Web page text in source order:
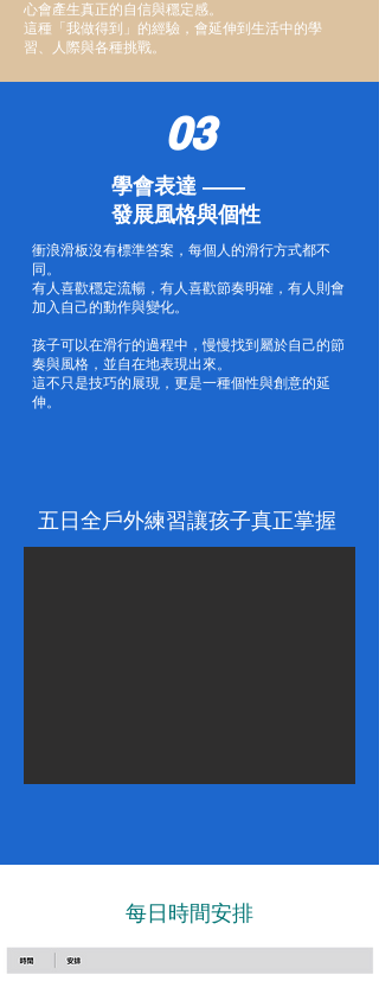
心會產生真正的自信與穩定感。
這種「我做得到」的經驗，會延伸到生活中的學
習、人際與各種挑戰。
03
學會表達 ——
發展風格與個性
衝浪滑板沒有標準答案，每個人的滑行方式都不
同。
有人喜歡穩定流暢，有人喜歡節奏明確，有人則會
加入自己的動作與變化。
孩子可以在滑行的過程中，慢慢找到屬於自己的節
奏與風格，並自在地表現出來。
這不只是技巧的展現，更是一種個性與創意的延
伸。
五日全戶外練習讓孩子真正掌握
每日時間安排